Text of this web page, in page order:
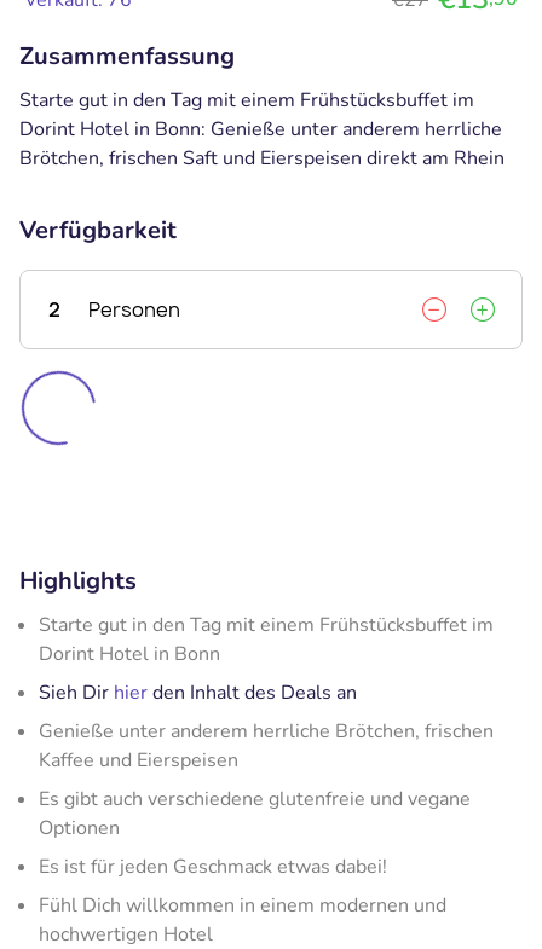
Zusammenfassung
Starte gut in den Tag mit einem Frühstücksbuffet im
Dorint Hotel in Bonn: Genieße unter anderem herrliche
Brötchen, frischen Saft und Eierspeisen direkt am Rhein
Verfügbarkeit
2 Personen
Highlights
Starte gut in den Tag mit einem Frühstücksbuffet im
Dorint Hotel in Bonn
Sieh Dir hierden Inhalt des Deals an
Genieße unter anderem herrliche Brötchen, frischen
Kaffee und Eierspeisen
Es gibt auch verschiedene glutenfreie und vegane
Optionen
Es ist für jeden Geschmack etwas dabei!
Fühl Dich willkommen in einem modernen und
hochwertigen Hotel